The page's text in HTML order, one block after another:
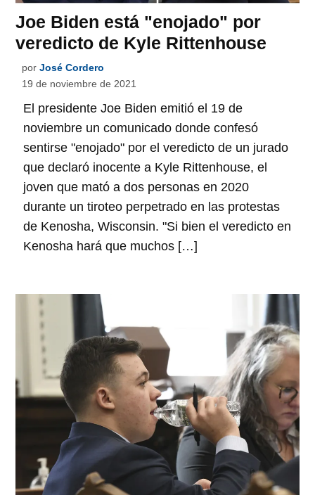
Joe Biden está "enojado" por
veredicto de Kyle Rittenhouse
por José Cordero
19 de noviembre de 2021
El presidente Joe Biden emitió el 19 de
noviembre un comunicado donde confesó
sentirse "enojado" por el veredicto de un jurado
que declaró inocente a Kyle Rittenhouse, el
joven que mató a dos personas en 2020
durante un tiroteo perpetrado en las protestas
de Kenosha, Wisconsin. "Si bien el veredicto en
Kenosha hará que muchos […]